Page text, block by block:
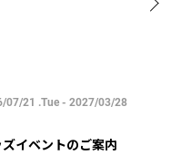
07/21 .Tue - 2027/03/28
イベントのご案内